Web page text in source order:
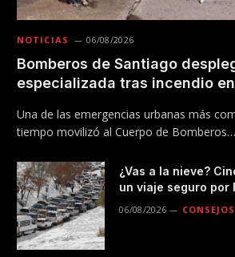
NOTICIAS 06/08/2026
Bomberos de Santiago
especializada tras incendio
Una de las emergencias urbanas más
tiempo movilizó al Cuerpo de Bomberos…
¿Vas a la nieve?
un viaje seguro por
06/08/2026 CONSEJOS